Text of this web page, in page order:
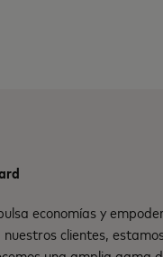
economías y
clientes,